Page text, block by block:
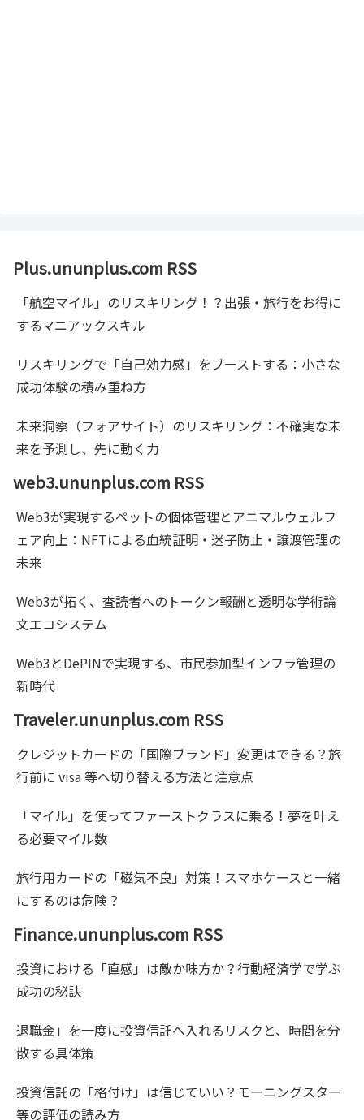
Plus.ununplus.com RSS
「航空マイル」のリスキリング！？出張・旅行をお得に
するマニアックスキル
リスキリングで「自己効力感」をブーストする：小さな
成功体験の積み重ね方
未来洞察（フォアサイト）のリスキリング：不確実な未
来を予測し、先に動く力
web3.ununplus.com RSS
Web3が実現するペットの個体管理とアニマルウェルフ
ェア向上：NFTによる血統証明・迷子防止・譲渡管理の
未来
Web3が拓く、査読者へのトークン報酬と透明な学術論
文エコシステム
Web3とDePINで実現する、市民参加型インフラ管理の
新時代
Traveler.ununplus.com RSS
クレジットカードの「国際ブランド」変更はできる？旅
行前に visa 等へ切り替える方法と注意点
「マイル」を使ってファーストクラスに乗る！夢を叶え
る必要マイル数
旅行用カードの「磁気不良」対策！スマホケースと一緒
にするのは危険？
Finance.ununplus.com RSS
投資における「直感」は敵か味方か？行動経済学で学ぶ
成功の秘訣
退職金」を一度に投資信託へ入れるリスクと、時間を分
散する具体策
投資信託の「格付け」は信じていい？モーニングスター
等の評価の読み方